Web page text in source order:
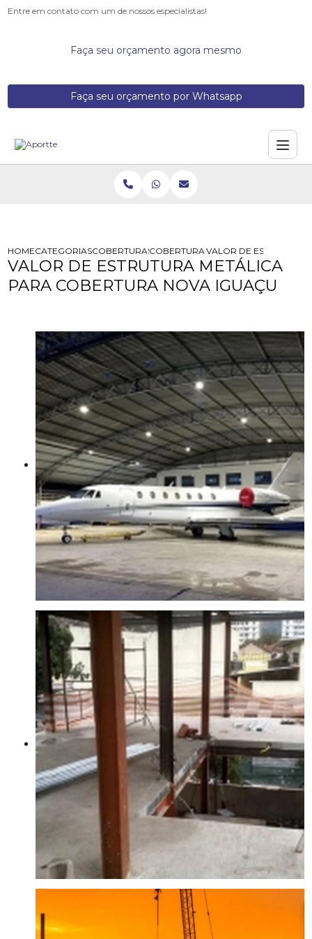
Entre em contato com um de nossos especialistas!
Faça seu orçamento agora mesmo
Faça seu orçamento por Whatsapp
HOMECATEGORIASCOBERTURAS METALICASCOBERTURA METALICA RESIDENCIAL
VALOR DE ESTRUTURA
VALOR DE ESTRUTURA METÁLICA
PARA COBERTURA NOVA IGUAÇU